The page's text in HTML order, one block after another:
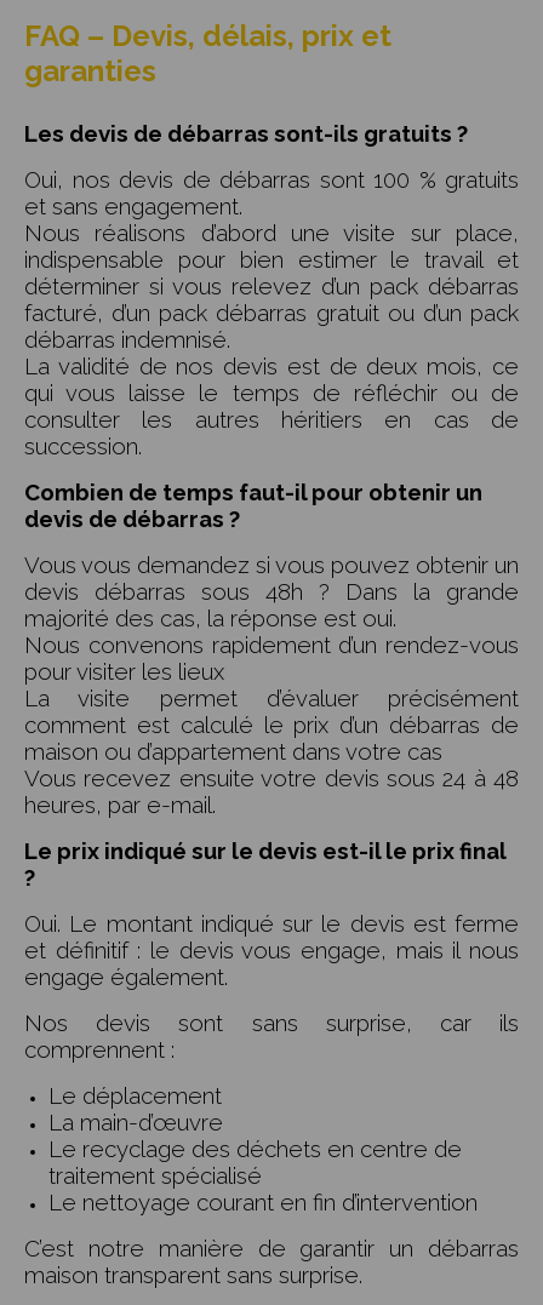
FAQ – Devis, délais, prix et
garanties
Les devis de débarras sont-ils gratuits ?
Oui, nos devis de débarras sont 100 % gratuits
et sans engagement.
Nous réalisons d’abord une visite sur place,
indispensable pour bien estimer le travail et
déterminer si vous relevez d’un pack débarras
facturé, d’un pack débarras gratuit ou d’un pack
débarras indemnisé.
La validité de nos devis est de deux mois, ce
qui vous laisse le temps de réfléchir ou de
consulter les autres héritiers en cas de
succession.
Combien de temps faut-il pour obtenir un
devis de débarras ?
Vous vous demandez si vous pouvez obtenir un
devis débarras sous 48h ? Dans la grande
majorité des cas, la réponse est oui.
Nous convenons rapidement d’un rendez-vous
pour visiter les lieux
La visite permet d’évaluer précisément
comment est calculé le prix d’un débarras de
maison ou d’appartement dans votre cas
Vous recevez ensuite votre devis sous 24 à 48
heures, par e-mail.
Le prix indiqué sur le devis est-il le prix final
?
Oui. Le montant indiqué sur le devis est ferme
et définitif : le devis vous engage, mais il nous
engage également.
Nos devis sont sans surprise, car ils
comprennent :
Le déplacement
La main-d’œuvre
Le recyclage des déchets en centre de
traitement spécialisé
Le nettoyage courant en fin d’intervention
C’est notre manière de garantir un débarras
maison transparent sans surprise.